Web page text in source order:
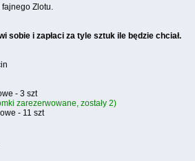
Zlotu.
sobie i zapłaci za tyle sztuk ile będzie chciał.
- 3 szt
zarezerwowane, zostały 2)
- 11 szt